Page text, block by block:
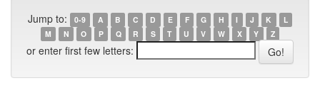
Jump to: 0-9 A B C D E F G H I J K
L
M
N O P Q R S T U V W X Y Z
or enter first few letters: